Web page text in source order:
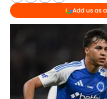
Add us as